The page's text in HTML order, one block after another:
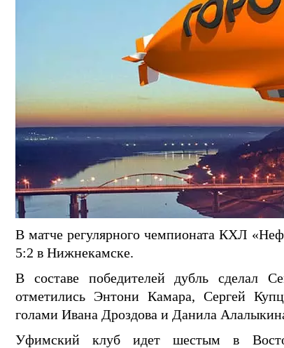
В матче регулярного чемпионата КХЛ
5:2 в Нижнекамске.
В составе победителей дубль сделал
отметились Энтони Камара, Сергей
голами Ивана Дроздова и Данила
Уфимский клуб идет шестым в